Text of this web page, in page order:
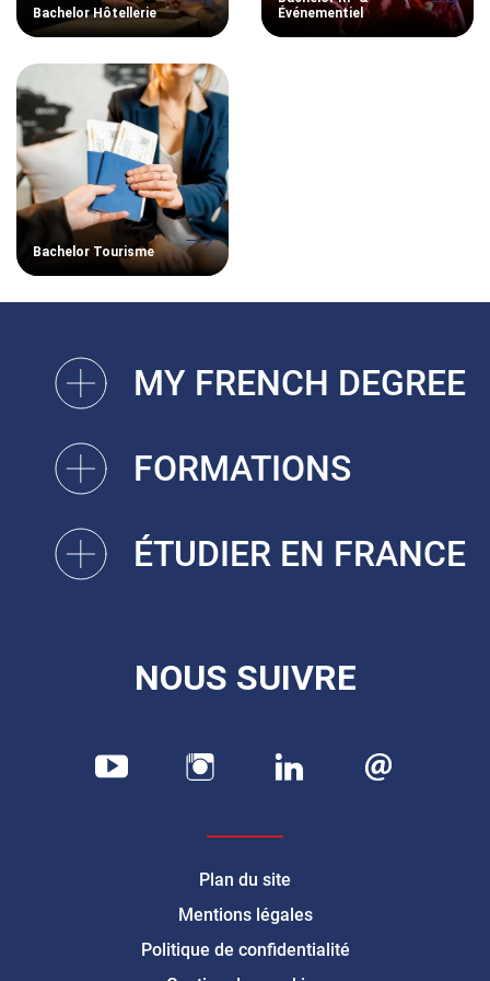
Bachelor Hôtellerie
Événementiel
Bachelor Tourisme
MY FRENCH DEGREE
FORMATIONS
ÉTUDIER EN FRANCE
NOUS SUIVRE
Plan du site
Mentions légales
Politique de confidentialité